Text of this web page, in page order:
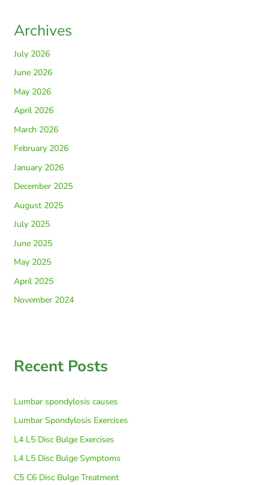
Archives
July 2026
June 2026
May 2026
April 2026
March 2026
February 2026
January 2026
December 2025
August 2025
July 2025
June 2025
May 2025
April 2025
November 2024
Recent Posts
Lumbar spondylosis causes
Lumbar Spondylosis Exercises
L4 L5 Disc Bulge Exercises
L4 L5 Disc Bulge Symptoms
C5 C6 Disc Bulge Treatment